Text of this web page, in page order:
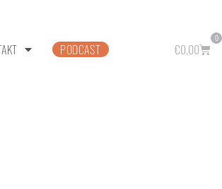
PODCAST €0,00
0